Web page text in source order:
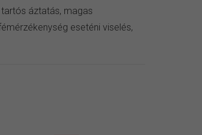
tartós áztatás, magas
eseténi viselés,